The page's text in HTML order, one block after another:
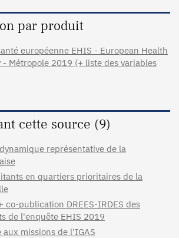
par produit
européenne EHIS - European Health
Métropole 2019 (+ liste des variables
cette source (9)
représentative de la
en quartiers prioritaires de la
co-publication DREES-IRDES des
de l'enquête EHIS 2019
missions de l'IGAS